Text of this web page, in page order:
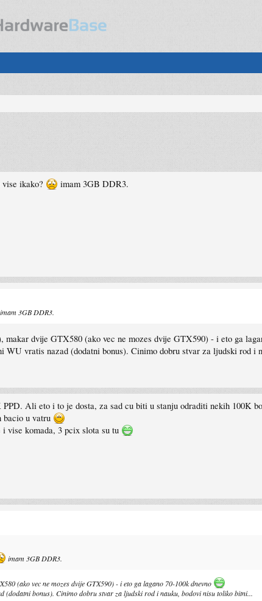
ikako? imam 3GB DDR3.
imam 3GB DDR3.
dvije GTX580 (ako vec ne mozes dvije GTX590) - i eto ga
vratis nazad (dodatni bonus). Cinimo dobru stvar za ljudski rod i
Ali eto i to je dosta, za sad cu biti u stanju odraditi nekih 100K
bacio u vatru
vise komada, 3 pcix slota su tu
imam 3GB DDR3.
(ako vec ne mozes dvije GTX590) - i eto ga lagano 70-100k dnevno
bonus). Cinimo dobru stvar za ljudski rod i nauku, bodovi nisu toliko bitni...